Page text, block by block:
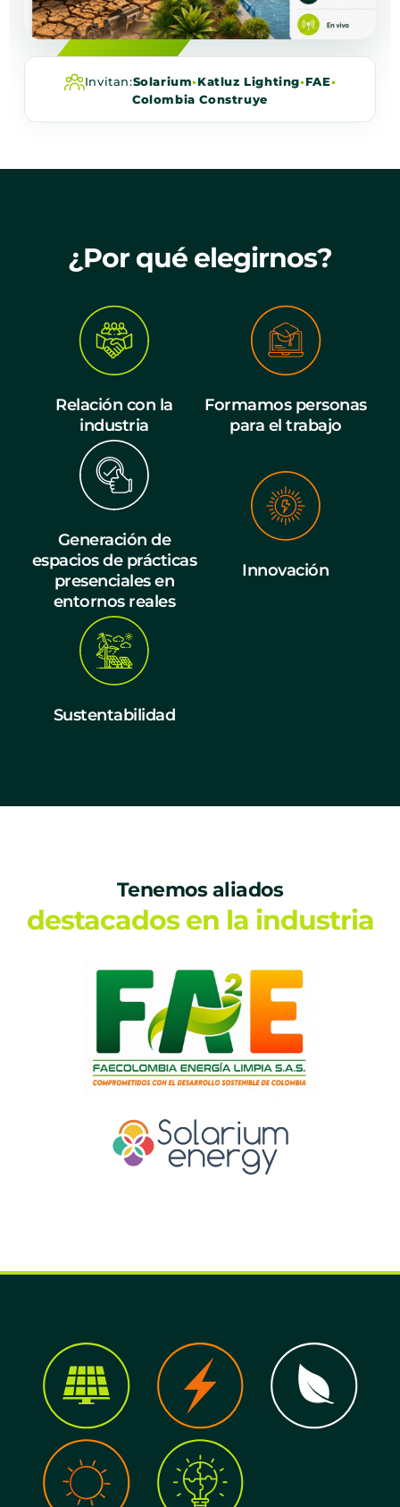
Invitan:Solarium•Katluz Lighting•FAE•
Colombia Construye
¿Por qué elegirnos?
Relación con la
industria
Formamos personas
para el trabajo
Generación de
espacios de prácticas
presenciales en
entornos reales
Innovación
Sustentabilidad
Tenemos aliados
destacados en la industria